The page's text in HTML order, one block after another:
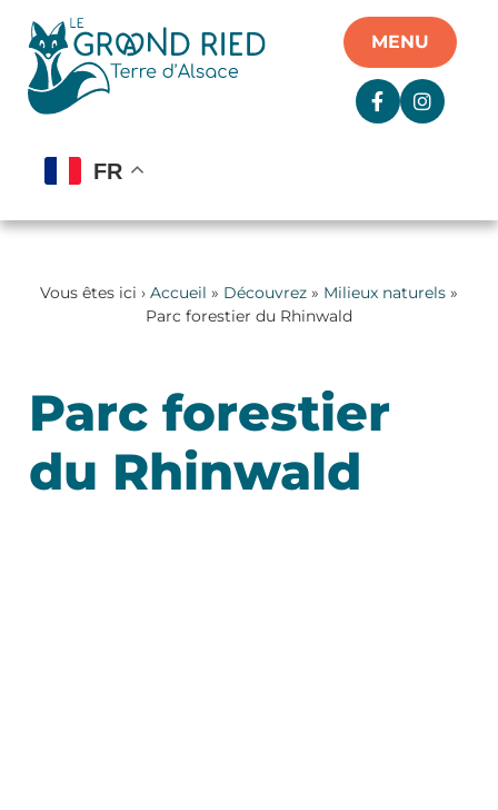
MENU
FR
Vous êtes ici › Accueil » Découvrez » Milieux naturels »
Parc forestier du Rhinwald
Parc forestier
du Rhinwald
Panneau de gestion des cookies